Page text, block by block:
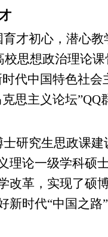
才初心，潜心
思想政治理论
代中国特色社
思主义论坛
研究生思政课
理论一级学科硕
改革，实现了硕
时代“中国之